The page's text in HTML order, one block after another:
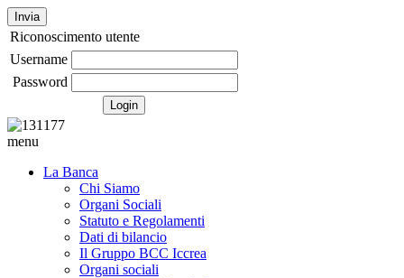
Invia
Riconoscimento utente
Username
Password
menu
La Banca
Chi Siamo
Organi Sociali
Statuto e Regolamenti
Dati di bilancio
Il Gruppo BCC Iccrea
Organi sociali